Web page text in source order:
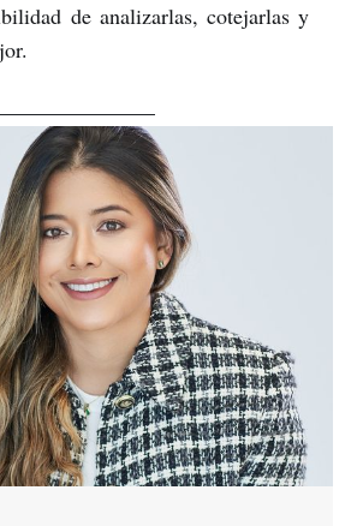
de analizarlas, cotejarlas y